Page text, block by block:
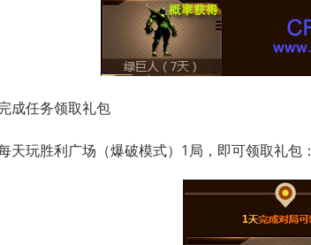
成任务领取礼包
天玩胜利广场（爆破模式）1局，即可领取礼包：